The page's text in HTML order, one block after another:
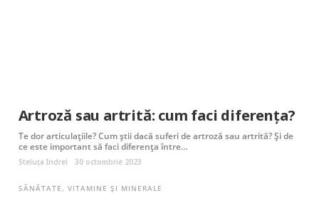
Artroză sau artrită: cum faci diferența?
Te dor articulațiile? Cum știi dacă suferi de artroză sau artrită? Și de
ce este important să faci diferența între…
Steluța Indrei 30 octombrie 2023
SĂNĂTATE, VITAMINE ȘI MINERALE